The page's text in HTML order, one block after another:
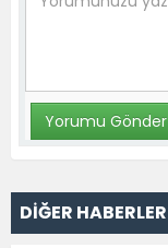
DİĞER HABERLER